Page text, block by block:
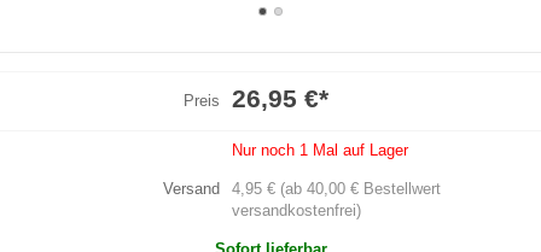
Preis 26,95 €*
Nur noch 1 Mal auf Lager
Versand
4,95 € (ab 40,00 € Bestellwert
versandkostenfrei)
Sofort lieferbar